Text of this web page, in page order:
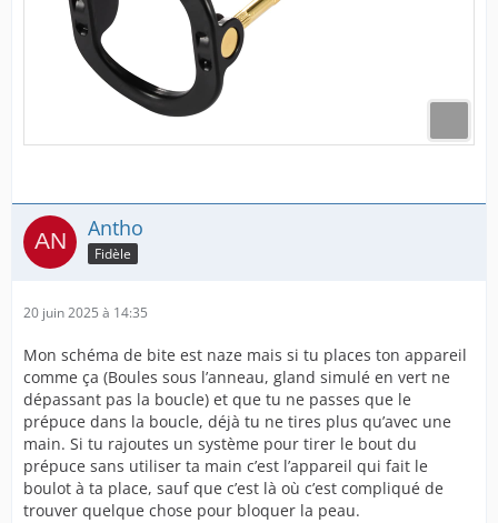
Antho
Fidèle
20 juin 2025 à 14:35
Mon schéma de bite est naze mais si tu places ton appareil
comme ça (Boules sous l’anneau, gland simulé en vert ne
dépassant pas la boucle) et que tu ne passes que le
prépuce dans la boucle, déjà tu ne tires plus qu’avec une
main. Si tu rajoutes un système pour tirer le bout du
prépuce sans utiliser ta main c’est l’appareil qui fait le
boulot à ta place, sauf que c’est là où c’est compliqué de
trouver quelque chose pour bloquer la peau.